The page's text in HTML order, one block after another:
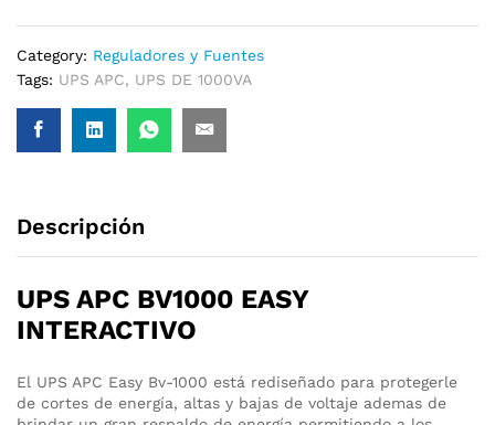
Category: Reguladores y Fuentes
Tags: UPS APC, UPS DE 1000VA
Descripción
UPS APC BV1000 EASY
INTERACTIVO
El UPS APC Easy Bv-1000 está rediseñado para protegerle
de cortes de energía, altas y bajas de voltaje ademas de